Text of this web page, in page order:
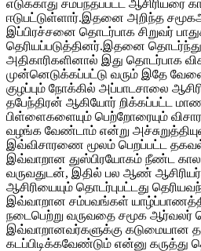
எடுக்காது சம்பந்தப்பட்ட ஆசிரியரை
ஈடுபட்டுள்ளார்.இதனை அறிந்த
இப்பிரச்சனை தொடர்பாக சிறுவர்
தெரியப்படுத்தினர்.இதனை தொடர்ந்து
அதிகாரிகளினால் இது தொடர்பாக
முன்னெடுக்கப்பட்டு வரும் இதே
குழப்பும் நோக்கில் அப்பாடசாலை
தபேந்திரன் ஆகியோர் றிக்கப்பட்ட
பிள்ளைகளையும் பெற்றோரையும்
வழங்க வேண்டாம் என்று
இவ்விசாரணை மூலம் பெறப்பட்ட
இவ்வாறான துஸ்பிரயோகம் நீண்ட
வருவதுடன், இதில் பல ஆண்
ஆசிரியையும் தொடர்புபட்டது
இவ்வாறான சம்பவங்கள்
நடைபெற்று வருவதை சமூக ஆர்வலர்
இவ்வாறானவர்களுக்கு
கடப்பிடிக்கவேண்டும் என்னு கருத்து